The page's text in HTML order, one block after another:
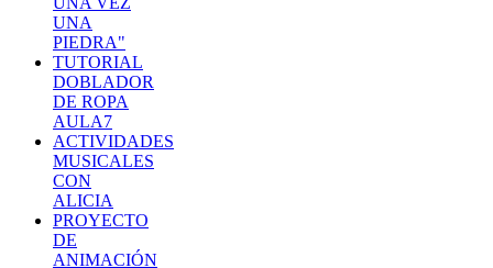
UNA
PIEDRA"
TUTORIAL
DOBLADOR
DE ROPA
AULA7
ACTIVIDADES
MUSICALES
CON
ALICIA
PROYECTO
DE
ANIMACIÓN